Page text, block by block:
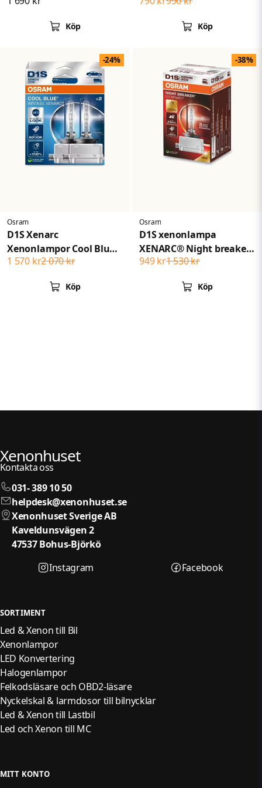
Köp Köp
Osram
D1S Xenarc
Xenonlampor Cool Blue
Intense 2-pack
2 070 kr
1 570 kr
Köp
-24%
Osram
D1S xenonlampa
XENARC® Night breaker
laser +220%
1 530 kr
949 kr
Köp
-38%
Xenonhuset
Kontakta oss
031- 389 10 50
helpdesk@xenonhuset.se
Xenonhuset Sverige AB
Kaveldunsvägen 2
47537 Bohus-Björkö
Instagram
Facebook
SORTIMENT
Led & Xenon till Bil
Xenonlampor
LED Konvertering
Halogenlampor
Felkodsläsare och OBD2-läsare
Nyckelskal & larmdosor till bilnycklar
Led & Xenon till Lastbil
Led och Xenon till MC
MITT KONTO